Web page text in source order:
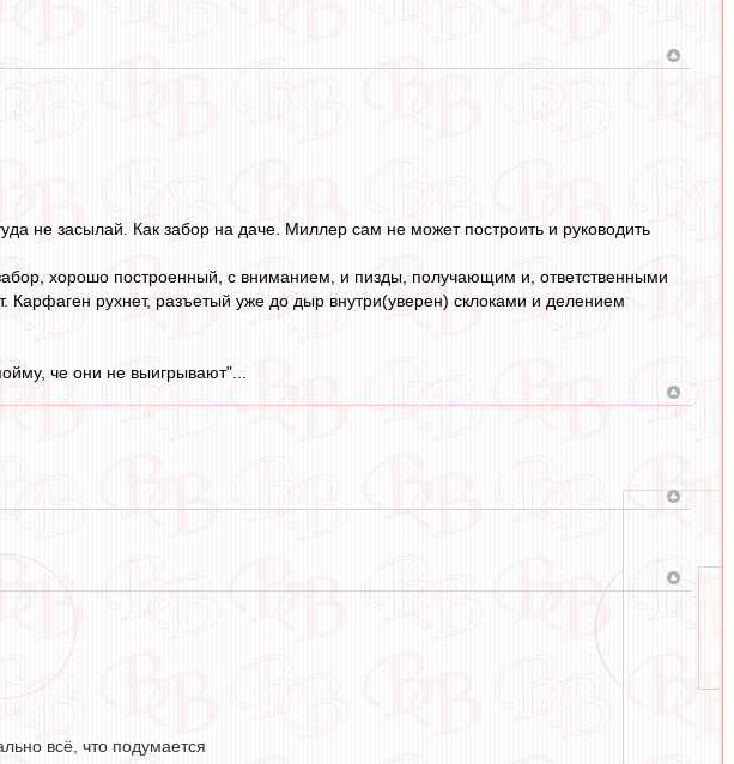
не засылай. Как забор на даче. Миллер сам не может построить и руководить
хорошо построенный, с вниманием, и пизды, получающим и, ответственными
рухнет, разъетый уже до дыр внутри(уверен) склоками и делением
че они не выигрывают"...
всё, что подумается